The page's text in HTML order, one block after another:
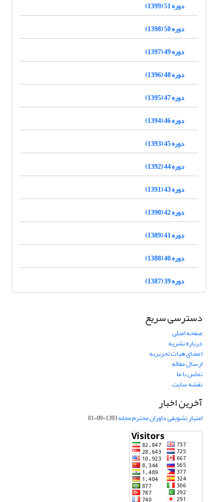
دوره 51 (1399)
دوره 50 (1398)
دوره 49 (1397)
دوره 48 (1396)
دوره 47 (1395)
دوره 46 (1394)
دوره 45 (1393)
دوره 44 (1392)
دوره 43 (1391)
دوره 42 (1390)
دوره 41 (1389)
دوره 40 (1388)
دوره 39 (1387)
دسترسی سریع
صفحه اصلی
درباره نشریه
اعضای هیات تحریریه
ارسال مقاله
تماس با ما
نقشه سایت
آخرین اخبار
امتیاز تشویقی داوران محترم مجله1393-09-01